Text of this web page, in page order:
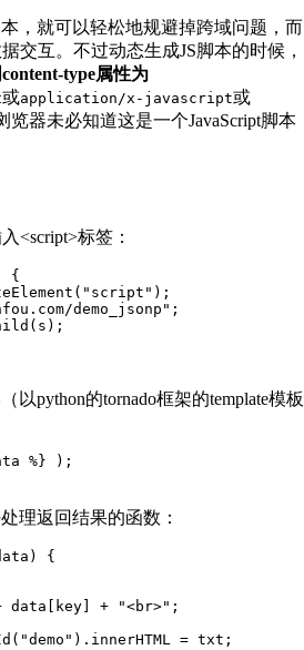
，就可以轻松地规避掉跨域问题，而
交互。不过动态生成JS脚本的时候，
type属性为
或application/x-javascript或
览器未必知道这是一个JavaScript脚本
<script>标签：
{
demo_jsonp";
以python的tornado框架的template模板
理返回结果的函数：
{
+ "<br>";
= txt;